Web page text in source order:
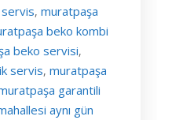
servis, muratpaşa
beko kombi
beko servisi,
servis, muratpaşa
garantili
aynı gün